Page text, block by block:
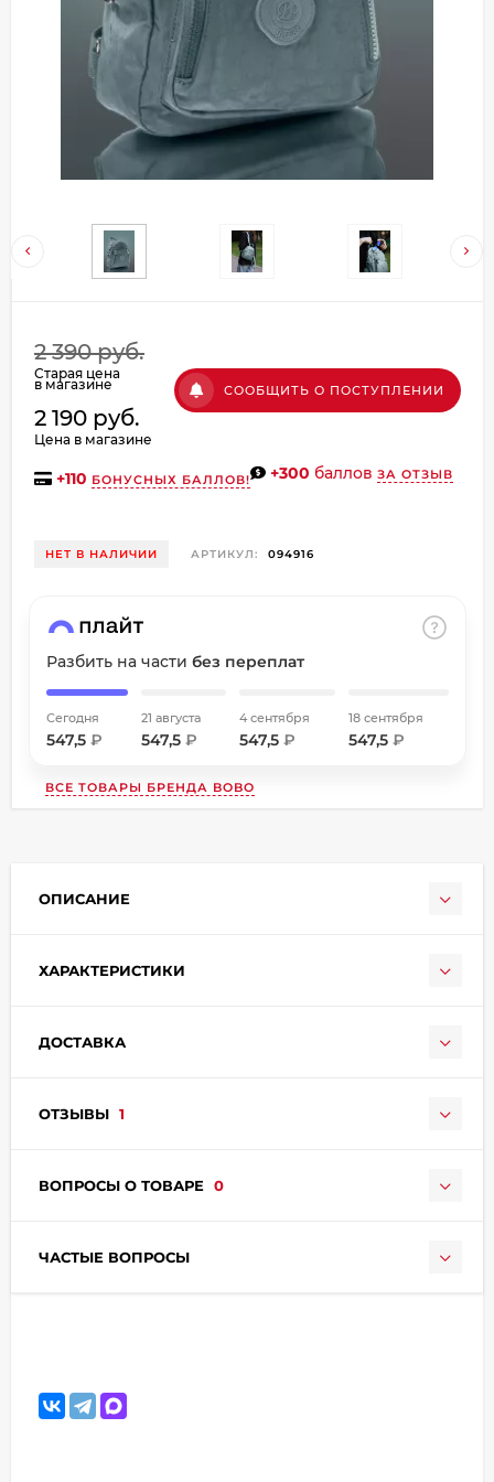
2 390 руб.
Старая цена
в магазине
2 190 руб.
Цена в магазине
СООБЩИТЬ О ПОСТУПЛЕНИИ
+110 БОНУСНЫХ БАЛЛОВ! +300 баллов ЗА ОТЗЫВ
НЕТ В НАЛИЧИИ АРТИКУЛ: 094916
Разбить на части без переплат
Сегодня
547,5 ₽
21 августа
547,5 ₽
4 сентября
547,5 ₽
18 сентября
547,5 ₽
ВСЕ ТОВАРЫ БРЕНДА BOBO
ОПИСАНИЕ
ХАРАКТЕРИСТИКИ
ДОСТАВКА
ОТЗЫВЫ 1
ВОПРОСЫ О ТОВАРЕ 0
ЧАСТЫЕ ВОПРОСЫ
Добавляйте товары
в корзину
Оплачивайте сегодня только
25% картой любого банка
Получайте товар
выбранный способом
списываться
по25 каждые 2 недели
Подробнее
25
2 недели
раз в 2 недели
8 800 302-02-51